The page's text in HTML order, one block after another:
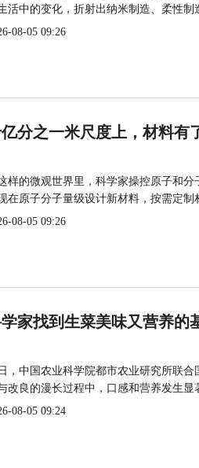
活中的变化，折射出纳米制造、柔性制
08-05 09:26
分之一米尺度上，材料有
样的微观世界里，科学家操控原子和
在原子分子量级设计新材料，按需定
08-05 09:26
家找到生菜美味又营养的
，中国农业科学院都市农业研究所联
改良的漫长过程中，口感和营养发生显
08-05 09:24